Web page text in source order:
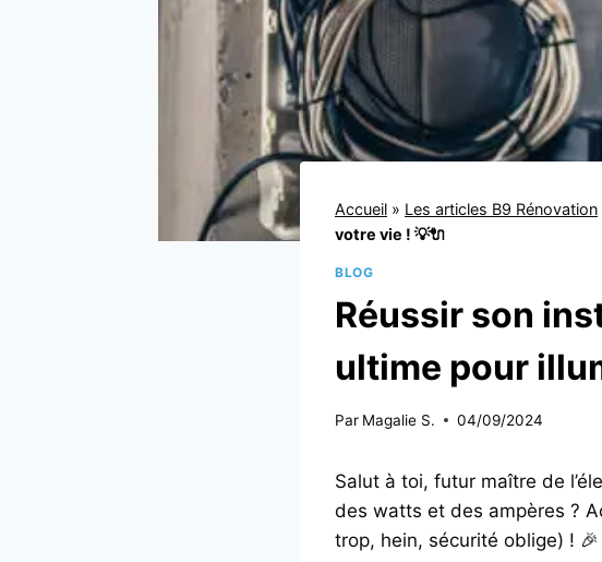
Accueil » Les articles B9 Rénovation
votre vie ! 💡🔌
BLOG
Réussir son
ultime pour
Par Magalie S. 04/09/2024
Salut à toi, futur maître de
des watts et des ampères ?
trop, hein, sécurité oblige) ! 🎉